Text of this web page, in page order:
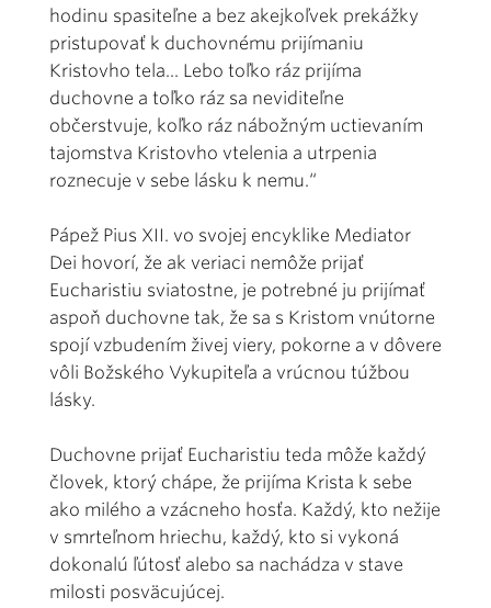
hodinu spasiteľne a bez akejkoľvek prekážky
pristupovať k duchovnému prijímaniu
Kristovho tela... Lebo toľko ráz prijíma
duchovne a toľko ráz sa neviditeľne
občerstvuje, koľko ráz nábožným uctievaním
tajomstva Kristovho vtelenia a utrpenia
roznecuje v sebe lásku k nemu.“
Pápež Pius XII. vo svojej encyklike Mediator
Dei hovorí, že ak veriaci nemôže prijať
Eucharistiu sviatostne, je potrebné ju prijímať
aspoň duchovne tak, že sa s Kristom vnútorne
spojí vzbudením živej viery, pokorne a v dôvere
vôli Božského Vykupiteľa a vrúcnou túžbou
lásky.
Duchovne prijať Eucharistiu teda môže každý
človek, ktorý chápe, že prijíma Krista k sebe
ako milého a vzácneho hosťa. Každý, kto nežije
v smrteľnom hriechu, každý, kto si vykoná
dokonalú ľútosť alebo sa nachádza v stave
milosti posväcujúcej.